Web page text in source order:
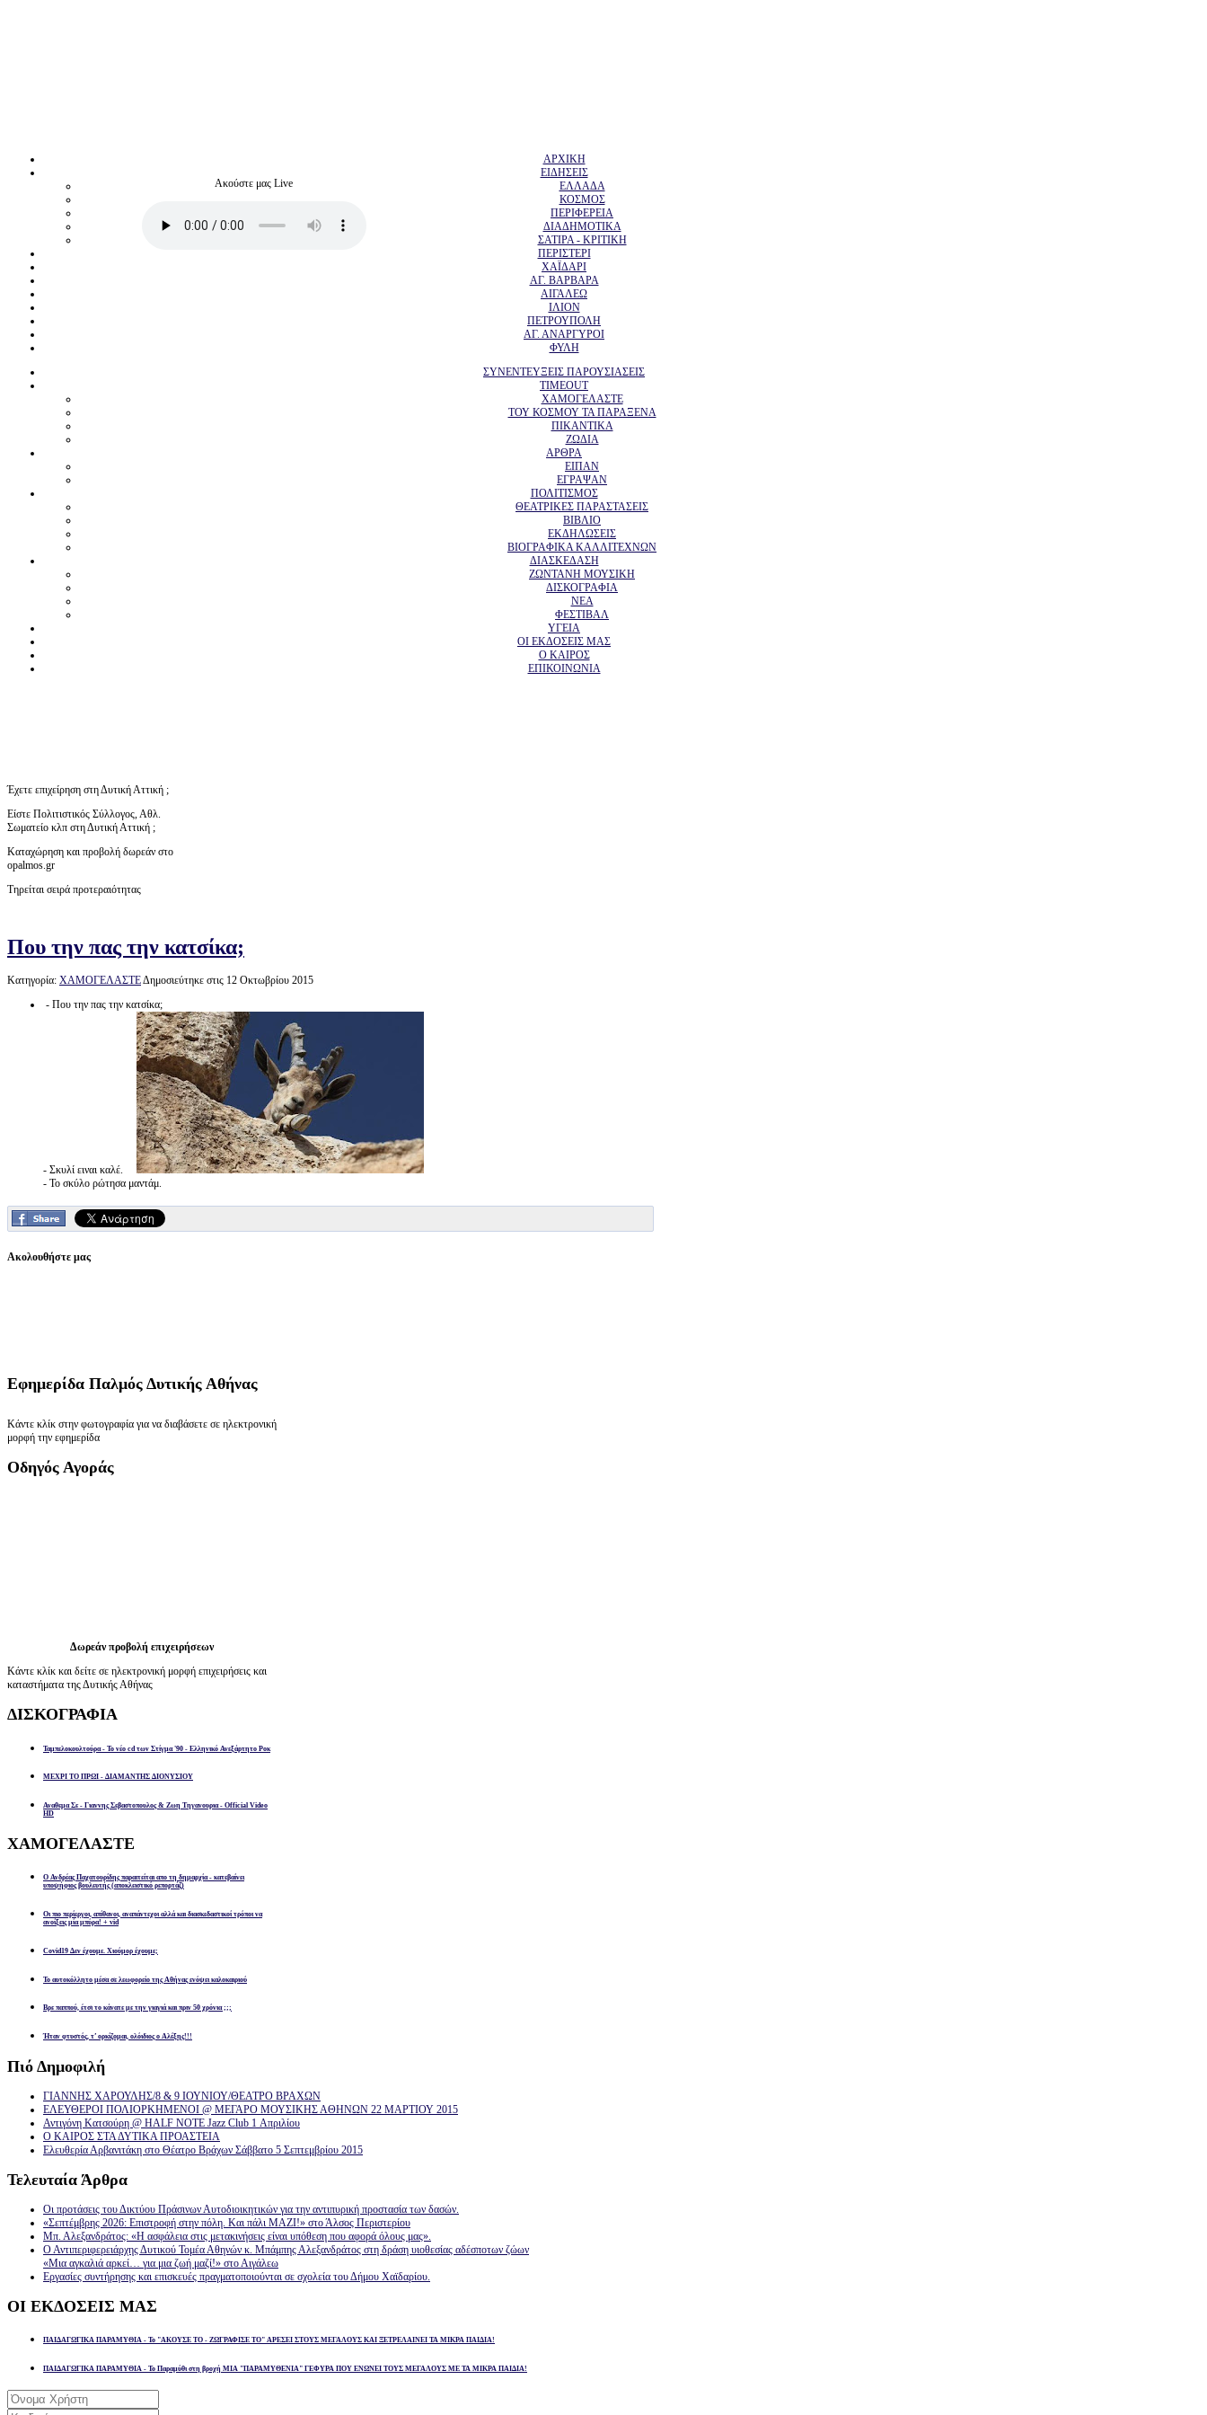
Ακούστε μας Live
ΑΡΧΙΚΗ
ΕΙΔΗΣΕΙΣ
ΕΛΛΑΔΑ
ΚΟΣΜΟΣ
ΠΕΡΙΦΕΡΕΙΑ
ΔΙΑΔΗΜΟΤΙΚΑ
ΣΑΤΙΡΑ - ΚΡΙΤΙΚΗ
ΠΕΡΙΣΤΕΡΙ
ΧΑΪΔΑΡΙ
ΑΓ. ΒΑΡΒΑΡΑ
ΑΙΓΑΛΕΩ
ΙΛΙΟΝ
ΠΕΤΡΟΥΠΟΛΗ
ΑΓ. ΑΝΑΡΓΥΡΟΙ
ΦΥΛΗ
ΣΥΝΕΝΤΕΥΞΕΙΣ ΠΑΡΟΥΣΙΑΣΕΙΣ
TIMEOUT
ΧΑΜΟΓΕΛΑΣΤΕ
ΤΟΥ ΚΟΣΜΟΥ ΤΑ ΠΑΡΑΞΕΝΑ
ΠΙΚΑΝΤΙΚΑ
ΖΩΔΙΑ
ΑΡΘΡΑ
ΕΙΠΑΝ
ΕΓΡΑΨΑΝ
ΠΟΛΙΤΙΣΜΟΣ
ΘΕΑΤΡΙΚΕΣ ΠΑΡΑΣΤΑΣΕΙΣ
ΒΙΒΛΙΟ
ΕΚΔΗΛΩΣΕΙΣ
ΒΙΟΓΡΑΦΙΚΑ ΚΑΛΛΙΤΕΧΝΩΝ
ΔΙΑΣΚΕΔΑΣΗ
ΖΩΝΤΑΝΗ ΜΟΥΣΙΚΗ
ΔΙΣΚΟΓΡΑΦΙΑ
ΝΕΑ
ΦΕΣΤΙΒΑΛ
ΥΓΕΙΑ
ΟΙ ΕΚΔΟΣΕΙΣ ΜΑΣ
Ο ΚΑΙΡΟΣ
ΕΠΙΚΟΙΝΩΝΙΑ
Έχετε επιχείρηση στη Δυτική Αττική ;
Είστε Πολιτιστικός Σύλλογος, Αθλ.
Σωματείο κλπ στη Δυτική Αττική ;
Καταχώρηση και προβολή δωρεάν στο
opalmos.gr
Τηρείται σειρά προτεραιότητας
Που την πας την κατσίκα;
Κατηγορία: ΧΑΜΟΓΕΛΑΣΤΕΔημοσιεύτηκε στις 12 Οκτωβρίου 2015
- Που την πας την κατσίκα;
- Σκυλί ειναι καλέ.
- Το σκύλο ρώτησα μαντάμ.
Ακολουθήστε μας
Εφημερίδα Παλμός Δυτικής Αθήνας
Κάντε κλίκ στην φωτογραφία για να διαβάσετε σε ηλεκτρονική
μορφή την εφημερίδα
Οδηγός Αγοράς
Δωρεάν προβολή επιχειρήσεων
Κάντε κλίκ και δείτε σε ηλεκτρονική μορφή επιχειρήσεις και
καταστήματα της Δυτικής Αθήνας
ΔΙΣΚΟΓΡΑΦΙΑ
Ταμπελοκουλτούρα - Το νέο cd των Στίγμα '90 - Ελληνικό Ανεξάρτητο Ροκ
ΜΕΧΡΙ ΤΟ ΠΡΩΙ - ΔΙΑΜΑΝΤΗΣ ΔΙΟΝΥΣΙΟΥ
Αναθεμα Σε - Γιαννης Σεβαστοπουλος & Ζωη Τηγανουρια - Official Video
HD
ΧΑΜΟΓΕΛΑΣΤΕ
Ο Ανδρέας Παχατουρίδης παραιτείται απο τη δημαρχία - κατεβαίνει
υποψήφιος βουλευτής (αποκλειστικό ρεπορτάζ)
Οι πιο περίεργοι, απίθανοι, αναπάντεχοι αλλά και διασκεδαστικοί τρόποι να
ανοίξεις μία μπύρα! + vid
Covid19 Δεν έχουμε. Χιούμορ έχουμε;
Το αυτοκόλλητο μέσα σε λεωφορείο της Αθήνας ενόψει καλοκαιριού
Βρε παππού, έτσι το κάνατε με την γιαγιά και πριν 50 χρόνια ;;;
Ήταν φτυστός, τ’ ορκίζομαι, ολόιδιος ο Αλέξης!!!
Πιό Δημοφιλή
ΓΙΑΝΝΗΣ ΧΑΡΟΥΛΗΣ/8 & 9 ΙΟΥΝΙΟΥ/ΘΕΑΤΡΟ ΒΡΑΧΩΝ
ΕΛΕΥΘΕΡΟΙ ΠΟΛΙΟΡΚΗΜΕΝΟΙ @ ΜΕΓΑΡΟ ΜΟΥΣΙΚΗΣ ΑΘΗΝΩΝ 22 ΜΑΡΤΙΟΥ 2015
Αντιγόνη Κατσούρη @ HALF NOTE Jazz Club 1 Απριλίου
Ο ΚΑΙΡΟΣ ΣΤΑ ΔΥΤΙΚΑ ΠΡΟΑΣΤΕΙΑ
Ελευθερία Αρβανιτάκη στο Θέατρο Βράχων Σάββατο 5 Σεπτεμβρίου 2015
Τελευταία Άρθρα
Οι προτάσεις του Δικτύου Πράσινων Αυτοδιοικητικών για την αντιπυρική προστασία των δασών.
«Σεπτέμβρης 2026: Επιστροφή στην πόλη. Και πάλι ΜΑΖΙ!» στο Άλσος Περιστερίου
Μπ. Αλεξανδράτος: «Η ασφάλεια στις μετακινήσεις είναι υπόθεση που αφορά όλους μας».
Ο Αντιπεριφερειάρχης Δυτικού Τομέα Αθηνών κ. Μπάμπης Αλεξανδράτος στη δράση υιοθεσίας αδέσποτων ζώων
«Μια αγκαλιά αρκεί… για μια ζωή μαζί!» στο Αιγάλεω
Εργασίες συντήρησης και επισκευές πραγματοποιούνται σε σχολεία του Δήμου Χαϊδαρίου.
ΟΙ ΕΚΔΟΣΕΙΣ ΜΑΣ
ΠΑΙΔΑΓΩΓΙΚΑ ΠΑΡΑΜΥΘΙΑ - Το "ΑΚΟΥΣΕ ΤΟ - ΖΩΓΡΑΦΙΣΕ ΤΟ" ΑΡΕΣΕΙ ΣΤΟΥΣ ΜΕΓΑΛΟΥΣ ΚΑΙ ΞΕΤΡΕΛΑΙΝΕΙ ΤΑ ΜΙΚΡΑ ΠΑΙΔΙΑ!
ΠΑΙΔΑΓΩΓΙΚΑ ΠΑΡΑΜΥΘΙΑ - Το Παραμύθι στη βροχή ΜΙΑ "ΠΑΡΑΜΥΘΕΝΙΑ" ΓΕΦΥΡΑ ΠΟΥ ΕΝΩΝΕΙ ΤΟΥΣ ΜΕΓΑΛΟΥΣ ΜΕ ΤΑ ΜΙΚΡΑ ΠΑΙΔΙΑ!